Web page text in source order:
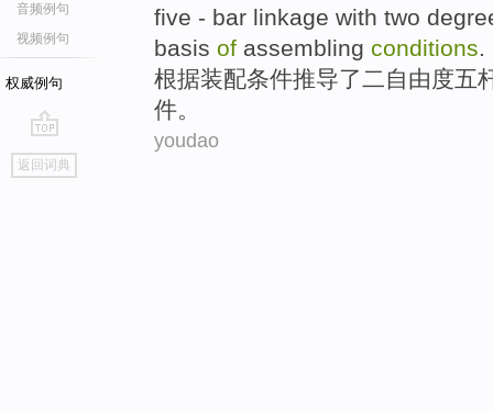
音频例句
视频例句
权威例句
go
top
返回词典
five - bar linkage with two
basis of assembling conditions.
根据装配条件推导了二自由度五
件。
youdao